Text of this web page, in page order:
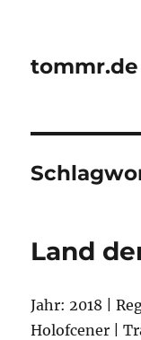
tommr.de
Land
Jahr: 2018 |
Holofcener |